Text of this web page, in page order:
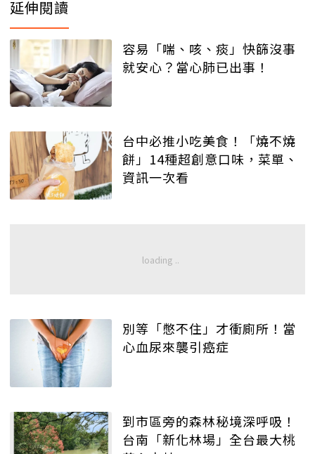
延伸閱讀
容易「喘、咳、痰」快篩沒事
就安心？當心肺已出事！
台中必推小吃美食！「燒不燒
餅」14種超創意口味，菜單、
資訊一次看
別等「憋不住」才衝廁所！當
心血尿來襲引癌症
到市區旁的森林秘境深呼吸！
台南「新化林場」全台最大桃